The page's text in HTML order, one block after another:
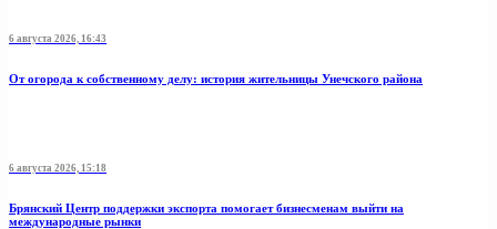
6 августа 2026, 16:43
От огорода к собственному делу: история жительницы Унечского района
6 августа 2026, 15:18
Брянский Центр поддержки экспорта помогает бизнесменам выйти на
международные рынки